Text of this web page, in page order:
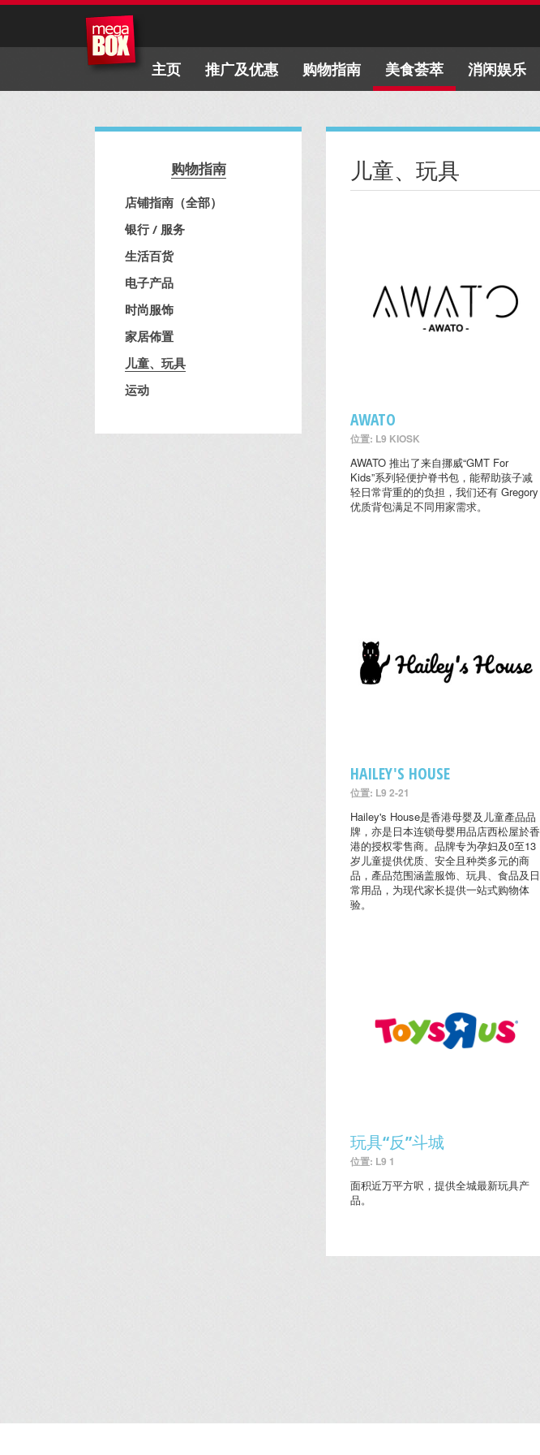
主页 推广及优惠 购物指南 美食荟萃 消闲娱乐
购物指南
店铺指南（全部）
银行 / 服务
生活百货
电子产品
时尚服饰
家居佈置
儿童、玩具
运动
儿童、玩具
AWATO
位置: L9 KIOSK
AWATO 推出了来自挪威“GMT For
Kids”系列轻便护脊书包，能帮助孩子减
轻日常背重的的负担，我们还有 Gregory
优质背包满足不同用家需求。
HAILEY'S HOUSE
位置: L9 2-21
Hailey's House是香港母婴及儿童產品品
牌，亦是日本连锁母婴用品店西松屋於香
港的授权零售商。品牌专为孕妇及0至13
岁儿童提供优质、安全且种类多元的商
品，產品范围涵盖服饰、玩具、食品及日
常用品，为现代家长提供一站式购物体
验。
玩具“反”斗城
位置: L9 1
面积近万平方呎，提供全城最新玩具产
品。